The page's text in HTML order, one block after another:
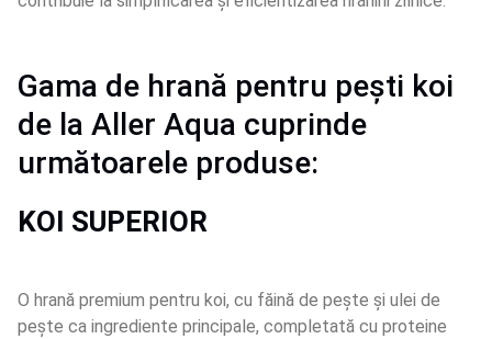
Gama de hrană pentru pești koi
de la Aller Aqua cuprinde
următoarele produse:
KOI SUPERIOR
O hrană premium pentru koi, cu făină de pește și ulei de
pește ca ingrediente principale, completată cu proteine